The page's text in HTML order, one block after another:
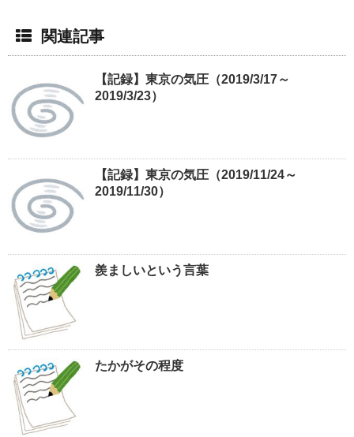
関連記事
【記録】東京の気圧（2019/3/17～
2019/3/23）
【記録】東京の気圧（2019/11/24～
2019/11/30）
羨ましいという言葉
たかがその程度